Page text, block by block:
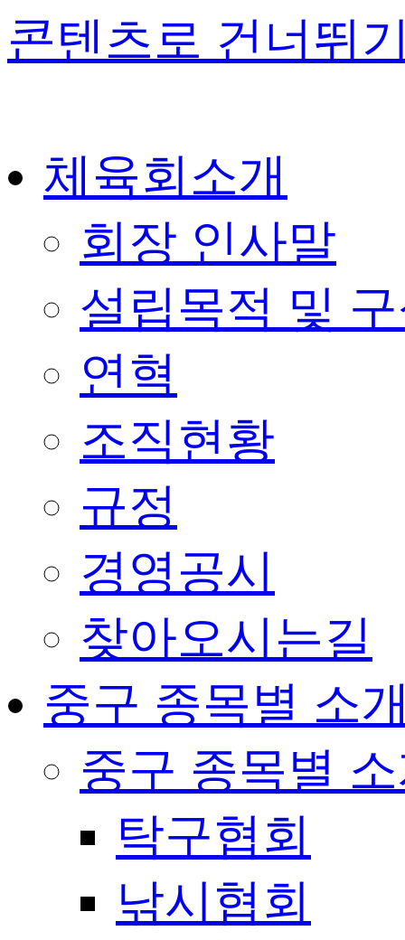
콘텐츠로 건너뛰
체육회소개
회장 인사말
설립목적 및
연혁
조직현황
규정
경영공시
찾아오시는길
중구 종목별 소
중구 종목별
탁구협회
낚시협회